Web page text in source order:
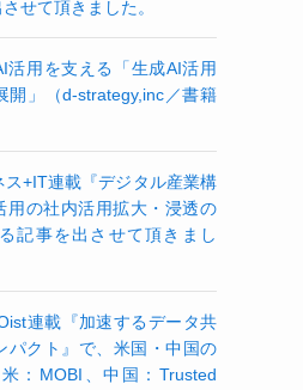
せて頂きました。
活用を支える「生成AI活用
開」（d-strategy,inc／書籍
ス+IT連載『デジタル産業構
用の社内活用拡大・浸透の
記事を出させて頂きまし
連載『加速するデータ共
パクト』で、米国・中国の
：MOBI、中国：Trusted